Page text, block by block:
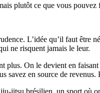
plutôt ce que vous
L’idée qu’il faut être
ne risquent jamais le leur.
On le devient en
savez en source de
jitsu brésilien, un sport où